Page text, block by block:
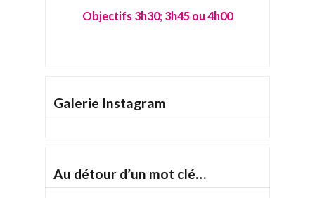
Objectifs 3h30; 3h45 ou 4h00
Galerie Instagram
TAP
Au détour d’un mot clé…